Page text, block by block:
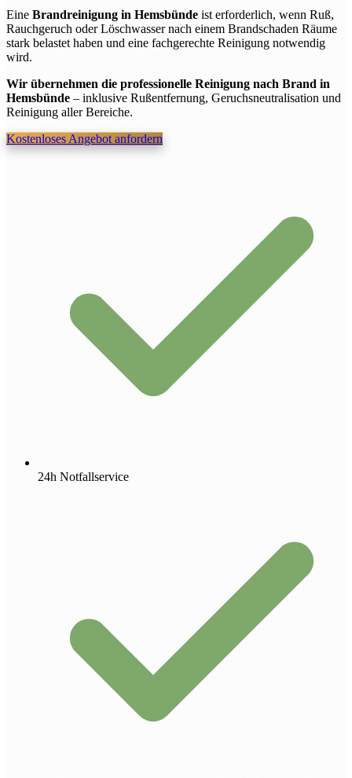
Eine Brandreinigung in Hemsbünde ist erforderlich, wenn Ruß,
Rauchgeruch oder Löschwasser nach einem Brandschaden Räume
stark belastet haben und eine fachgerechte Reinigung notwendig
wird.
Wir übernehmen die professionelle Reinigung nach Brand in
Hemsbünde– inklusive Rußentfernung, Geruchsneutralisation und
Reinigung aller Bereiche.
Kostenloses Angebot anfordern
24h Notfallservice